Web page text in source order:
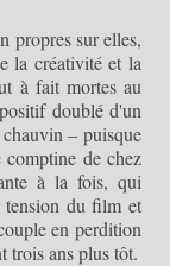
propres sur elles,
la créativité et la
à fait mortes au
doublé d'un
– puisque
de chez
à la fois, qui
du film et
en perdition
trois ans plus tôt.